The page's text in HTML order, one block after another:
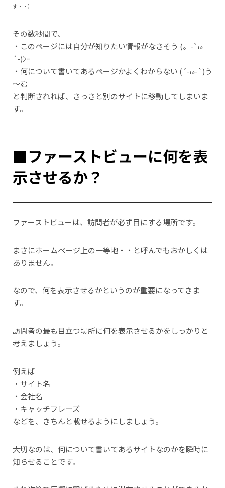
す・・）
その数秒間で、
・このページには自分が知りたい情報がなさそう (。-`ω
´-)ﾝｰ
・何について書いてあるページかよくわからない (´-ω-`)う
～む
と判断されれば、さっさと別のサイトに移動してしまいま
す。
■ファーストビューに何を表
示させるか？
ファーストビューは、訪問者が必ず目にする場所です。
まさにホームページ上の一等地・・と呼んでもおかしくは
ありません。
なので、何を表示させるかというのが重要になってきま
す。
訪問者の最も目立つ場所に何を表示させるかをしっかりと
考えましょう。
例えば
・サイト名
・会社名
・キャッチフレーズ
などを、きちんと載せるようにしましょう。
大切なのは、何について書いてあるサイトなのかを瞬時に
知らせることです。